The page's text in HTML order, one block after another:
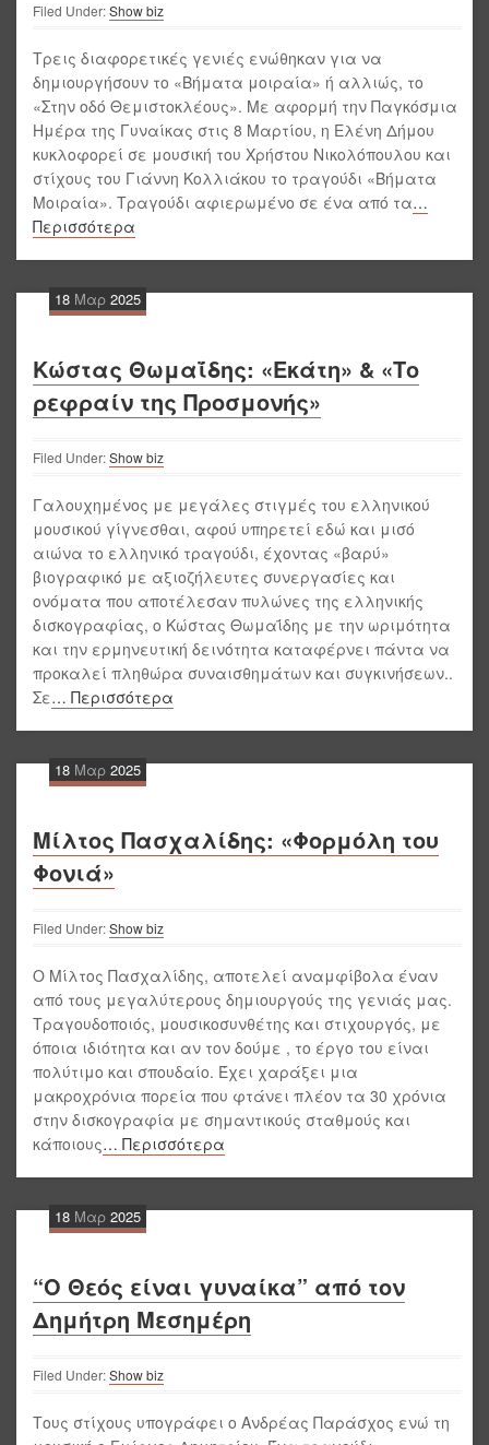
Filed Under:Show biz
Τρεις διαφορετικές γενιές ενώθηκαν για να
δημιουργήσουν το «Βήματα μοιραία» ή αλλιώς, το
«Στην οδό Θεμιστοκλέους». Με αφορμή την Παγκόσμια
Ημέρα της Γυναίκας στις 8 Μαρτίου, η Ελένη Δήμου
κυκλοφορεί σε μουσική του Χρήστου Νικολόπουλου και
στίχους του Γιάννη Κολλιάκου το τραγούδι «Βήματα
Μοιραία». Τραγούδι αφιερωμένο σε ένα από τα…
Περισσότερα
18 Μαρ 2025
Κώστας Θωμαΐδης: «Εκάτη» & «Το
ρεφραίν της Προσμονής»
Filed Under:Show biz
Γαλουχημένος με μεγάλες στιγμές του ελληνικού
μουσικού γίγνεσθαι, αφού υπηρετεί εδώ και μισό
αιώνα το ελληνικό τραγούδι, έχοντας «βαρύ»
βιογραφικό με αξιοζήλευτες συνεργασίες και
ονόματα που αποτέλεσαν πυλώνες της ελληνικής
δισκογραφίας, ο Κώστας Θωμαΐδης με την ωριμότητα
και την ερμηνευτική δεινότητα καταφέρνει πάντα να
προκαλεί πληθώρα συναισθημάτων και συγκινήσεων..
Σε… Περισσότερα
18 Μαρ 2025
Μίλτος Πασχαλίδης: «Φορμόλη του
Φονιά»
Filed Under:Show biz
Ο Μίλτος Πασχαλίδης, αποτελεί αναμφίβολα έναν
από τους μεγαλύτερους δημιουργούς της γενιάς μας.
Τραγουδοποιός, μουσικοσυνθέτης και στιχουργός, με
όποια ιδιότητα και αν τον δούμε , το έργο του είναι
πολύτιμο και σπουδαίο. Έχει χαράξει μια
μακροχρόνια πορεία που φτάνει πλέον τα 30 χρόνια
στην δισκογραφία με σημαντικούς σταθμούς και
κάποιους… Περισσότερα
18 Μαρ 2025
“Ο Θεός είναι γυναίκα” από τον
Δημήτρη Μεσημέρη
Filed Under:Show biz
Τους στίχους υπογράφει ο Ανδρέας Παράσχος ενώ τη